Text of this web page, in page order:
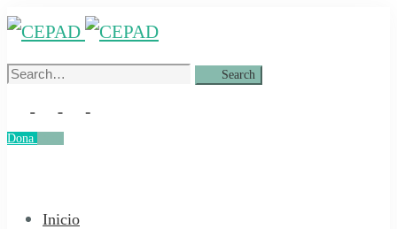
Search
Search
Dona
Inicio